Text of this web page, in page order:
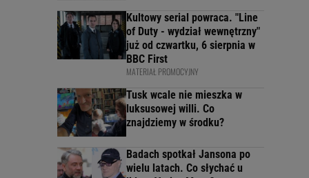
Kultowy serial powraca. "Line
of Duty - wydział wewnętrzny"
już od czwartku, 6 sierpnia w
BBC First
MATERIAŁ PROMOCYJNY
Tusk wcale nie mieszka w
luksusowej willi. Co
znajdziemy w środku?
Badach spotkał Jansona po
wielu latach. Co słychać u